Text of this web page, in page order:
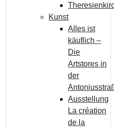
Kunst
Alles ist
käuflich –
Die
Artstores in
der
Ausstellung
La création
de la